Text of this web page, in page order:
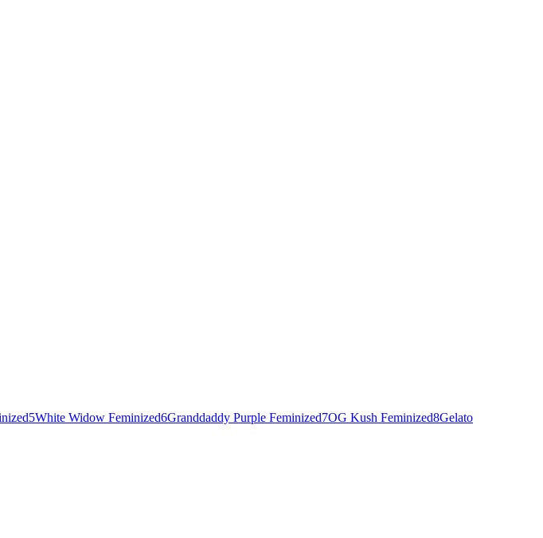
5White Widow Feminized6Granddaddy Purple Feminized7OG Kush Feminized8Gelato